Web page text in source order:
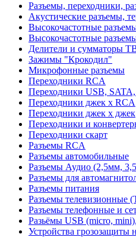
Разъемы, переходники,
Акустические разъемы,
Высокочастотные
Высокочастотные
Делители и сумматоры
Зажимы "Крокодил"
Микрофонные разъемы
Переходники RCA
Переходники USB,
Переходники джек х RCA
Переходники джек х джек
Переходники и
Переходники скарт
Разъемы RCA
Разъемы автомобильные
Разъемы Аудио (2,5мм,
Разъемы для
Разъемы питания
Разъемы телевизионные
Разъемы телефонные и
Разьёмы USB (micro,
Устройства